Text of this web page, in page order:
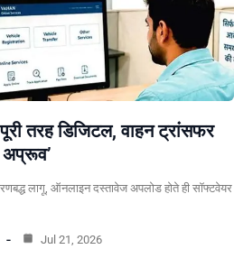
तरह डिजिटल, वाहन ट्रांसफर
लागू, ऑनलाइन दस्तावेज अपलोड होते ही सॉफ्टवेयर
Jul 21, 2026